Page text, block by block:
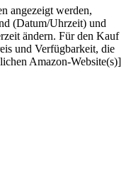
angezeigt werden,
(Datum/Uhrzeit) und
ändern. Für den Kauf
und Verfügbarkeit, die
Amazon-Website(s)]